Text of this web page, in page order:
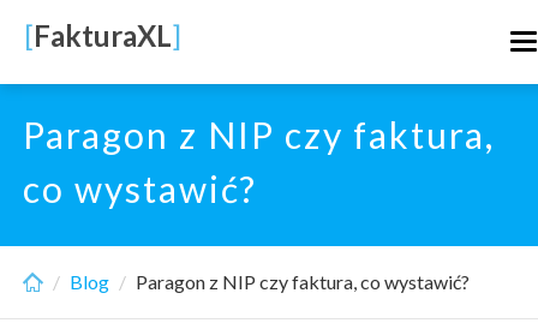
main
content
[FakturaXL]
Paragon z NIP czy faktura,
co wystawić?
Blog Paragon z NIP czy faktura, co wystawić?